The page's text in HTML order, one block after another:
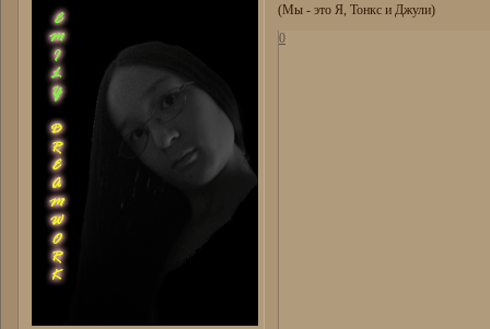
(Мы - это Я, Тонкс и Джули)
0